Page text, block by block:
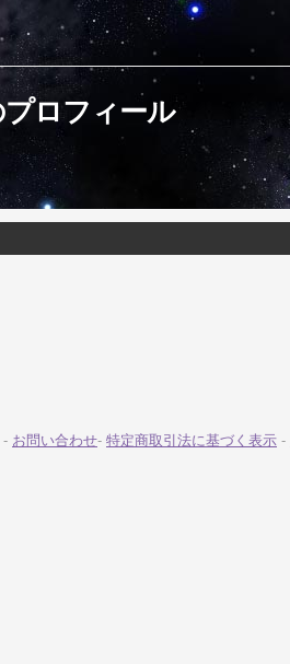
ロフィール
- お問い合わせ- 特定商取引法に基づく表示 -